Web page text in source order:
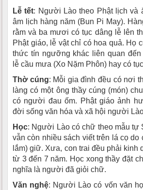
Lễ tết: Người Lào theo Phật lịch và
âm lịch hàng năm (Bun Pi May).
rằm và ba mươi có tục dâng lễ lên
Phật giáo, lễ vật chỉ có hoa quả. Họ
thức tín ngưỡng khác liên quan
lễ cầu mưa (Xo Nặm Phôn) hay có
Thờ cúng: Mỗi gia đình đều có nơi
làng có một ông thầy cúng (món)
có người đau ốm. Phật giáo ảnh
đời sống văn hóa và xã hội người
Học: Người Lào có chữ theo mẫu tự
vẫn còn nhiều sách viết trên lá cọ do
lắm) giữ. Xưa, con trai đều phải kinh
từ 3 đến 7 năm. Học xong thầy đặt
nghĩa là người đã giỏi chữ.
Văn nghệ: Người Lào có vốn văn